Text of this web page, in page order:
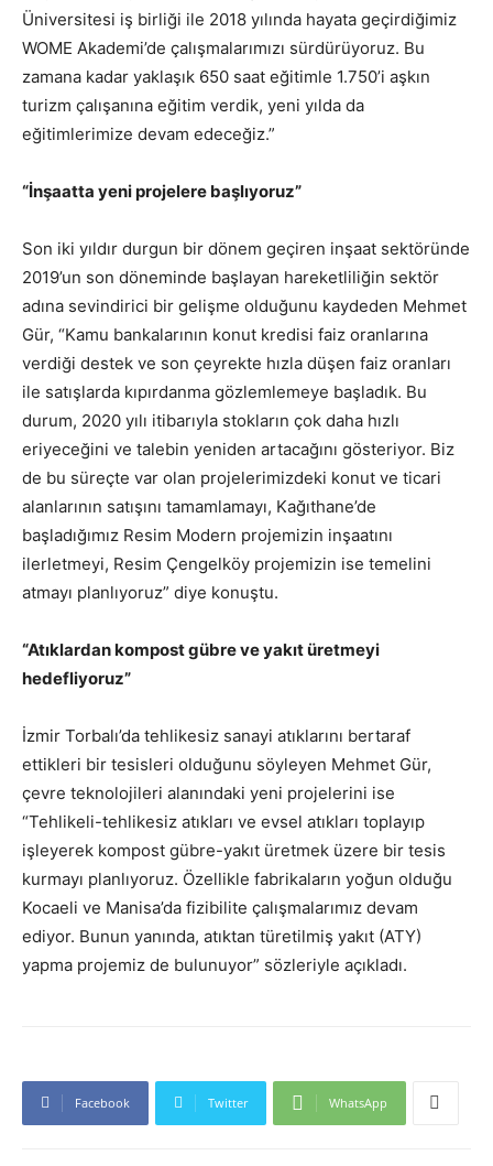
Üniversitesi iş birliği ile 2018 yılında hayata geçirdiğimiz
WOME Akademi’de çalışmalarımızı sürdürüyoruz. Bu
zamana kadar yaklaşık 650 saat eğitimle 1.750’i aşkın
turizm çalışanına eğitim verdik, yeni yılda da
eğitimlerimize devam edeceğiz.”
“İnşaatta yeni projelere başlıyoruz”
Son iki yıldır durgun bir dönem geçiren inşaat sektöründe
2019’un son döneminde başlayan hareketliliğin sektör
adına sevindirici bir gelişme olduğunu kaydeden Mehmet
Gür, “Kamu bankalarının konut kredisi faiz oranlarına
verdiği destek ve son çeyrekte hızla düşen faiz oranları
ile satışlarda kıpırdanma gözlemlemeye başladık. Bu
durum, 2020 yılı itibarıyla stokların çok daha hızlı
eriyeceğini ve talebin yeniden artacağını gösteriyor. Biz
de bu süreçte var olan projelerimizdeki konut ve ticari
alanlarının satışını tamamlamayı, Kağıthane’de
başladığımız Resim Modern projemizin inşaatını
ilerletmeyi, Resim Çengelköy projemizin ise temelini
atmayı planlıyoruz” diye konuştu.
“Atıklardan kompost gübre ve yakıt üretmeyi
hedefliyoruz”
İzmir Torbalı’da tehlikesiz sanayi atıklarını bertaraf
ettikleri bir tesisleri olduğunu söyleyen Mehmet Gür,
çevre teknolojileri alanındaki yeni projelerini ise
“Tehlikeli-tehlikesiz atıkları ve evsel atıkları toplayıp
işleyerek kompost gübre-yakıt üretmek üzere bir tesis
kurmayı planlıyoruz. Özellikle fabrikaların yoğun olduğu
Kocaeli ve Manisa’da fizibilite çalışmalarımız devam
ediyor. Bunun yanında, atıktan türetilmiş yakıt (ATY)
yapma projemiz de bulunuyor” sözleriyle açıkladı.
Facebook Twitter WhatsApp